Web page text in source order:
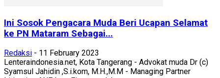
Ini Sosok Pengacara Muda Beri Ucapan Selamat
ke PN Mataram Sebagai...
Redaksi - 11 February 2023
Lenteraindonesia.net, Kota Tangerang - Advokat muda Dr (c)
Syamsul Jahidin ,S.i.kom, M.H.,M.M - Managing Partner